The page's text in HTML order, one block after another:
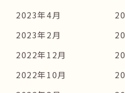
2023年4月
2023年2月
2022年12月
2022年10月